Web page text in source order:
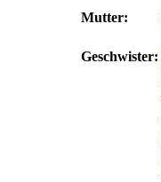
Mutter:
Geschwister: